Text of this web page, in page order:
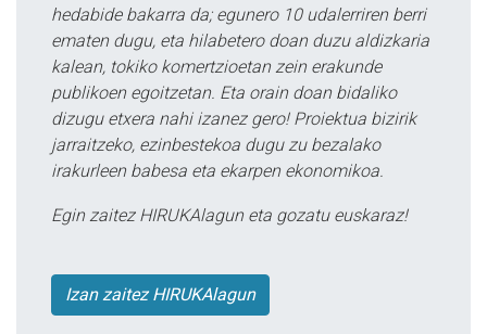
hedabide bakarra da; egunero 10 udalerriren berri
ematen dugu, eta hilabetero doan duzu aldizkaria
kalean, tokiko komertzioetan zein erakunde
publikoen egoitzetan. Eta orain doan bidaliko
dizugu etxera nahi izanez gero! Proiektua bizirik
jarraitzeko, ezinbestekoa dugu zu bezalako
irakurleen babesa eta ekarpen ekonomikoa.
Egin zaitez HIRUKAlagun eta gozatu euskaraz!
Izan zaitez HIRUKAlagun